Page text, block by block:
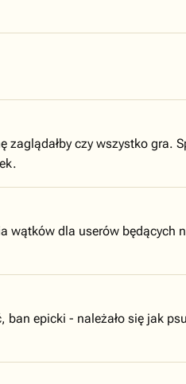
czy wszystko gra.
wątków dla userów będących
epicki - należało się jak